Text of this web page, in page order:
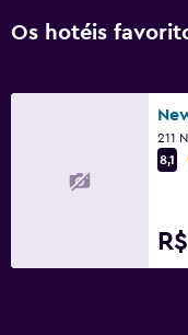
Os hotéis
211
8,1